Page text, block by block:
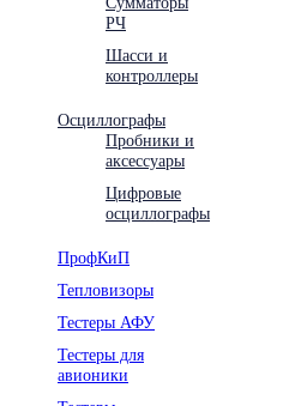
РЧ
Шасси и
контроллеры
Осциллографы
Пробники и
аксессуары
Цифровые
осциллографы
ПрофКиП
Тепловизоры
Тестеры АФУ
Тестеры для
авионики